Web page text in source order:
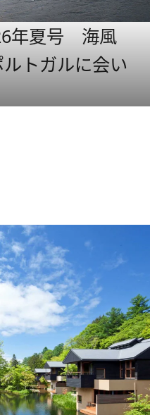
年夏号 海風
トガルに会い